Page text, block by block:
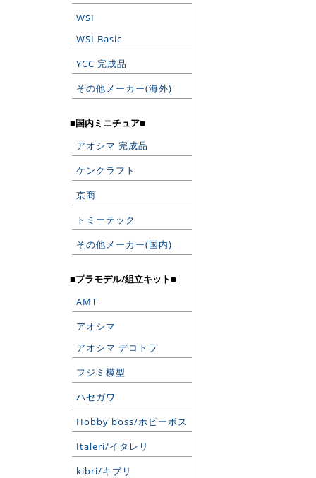
WSI
WSI Basic
YCC 完成品
その他メーカー(海外)
■国内ミニチュア■
アオシマ 完成品
ケンクラフト
京商
トミーテック
その他メーカー(国内)
■プラモデル/組立キット■
AMT
アオシマ
アオシマ デコトラ
フジミ模型
ハセガワ
Hobby boss/ホビーボス
Italeri/イタレリ
kibri/キブリ